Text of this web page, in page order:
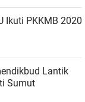
Ikuti PKKMB 2020
Lantik
Sumut